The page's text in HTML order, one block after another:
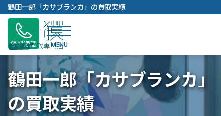
内
容
キ
ッ
プ
鶴田一郎「カサブランカ」の買取実績
無料通話
鶴田一郎「カサブランカ」
の買取実績